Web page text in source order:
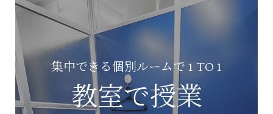
集中できる個別ルームで 1 TO 1
教室で授業